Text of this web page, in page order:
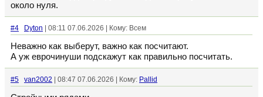
около нуля.
#4 Dyton | 08:11 07.06.2026 | Кому: Всем
Неважно как выберут, важно как посчитают.
А уж еврочинуши подскажут как правильно посчитать.
#5 van2002 | 08:47 07.06.2026 | Кому: Pallid